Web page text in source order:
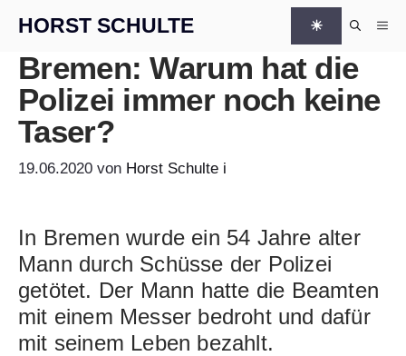
HORST SCHULTE ☀
Bremen: Warum hat die
Polizei immer noch keine
Taser?
19.06.2020 von Horst Schulte i
In Bremen wurde ein 54 Jahre alter
Mann durch Schüsse der Polizei
getötet. Der Mann hatte die Beamten
mit einem Messer bedroht und dafür
mit seinem Leben bezahlt.